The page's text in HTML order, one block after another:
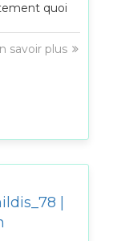
quoi
savoir plus
|